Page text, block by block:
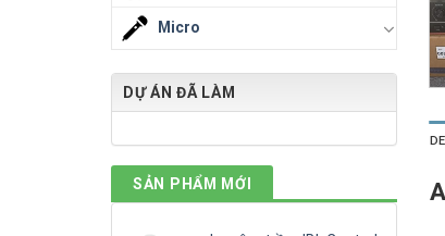
Micro
DỰ ÁN ĐÃ LÀM
SẢN PHẨM MỚI